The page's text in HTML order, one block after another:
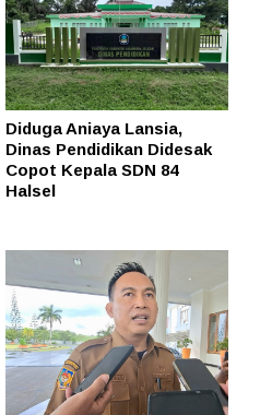
Diduga Aniaya Lansia,
Dinas Pendidikan Didesak
Copot Kepala SDN 84
Halsel